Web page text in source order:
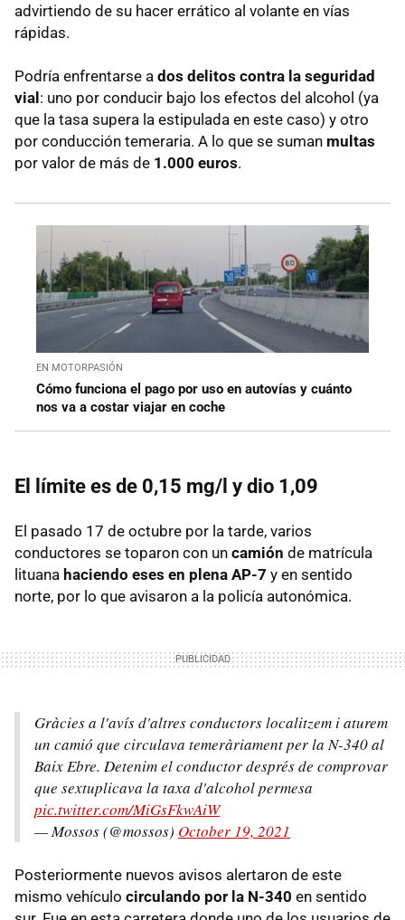
advirtiendo de su hacer errático al volante en vías
rápidas.
Podría enfrentarse a dos delitos contra la seguridad
vial: uno por conducir bajo los efectos del alcohol (ya
que la tasa supera la estipulada en este caso) y otro
por conducción temeraria. A lo que se suman multas
por valor de más de 1.000 euros.
EN MOTORPASIÓN
Cómo funciona el pago por uso en autovías y cuánto
nos va a costar viajar en coche
El límite es de 0,15 mg/l y dio 1,09
El pasado 17 de octubre por la tarde, varios
conductores se toparon con un camión de matrícula
lituana haciendo eses en plena AP-7 y en sentido
norte, por lo que avisaron a la policía autonómica.
Gràcies a l'avís d'altres conductors localitzem i aturem
un camió que circulava temeràriament per la N-340 al
Baix Ebre. Detenim el conductor després de comprovar
que sextuplicava la taxa d'alcohol permesa
pic.twitter.com/MiGsFkwAiW
— Mossos (@mossos) October 19, 2021
Posteriormente nuevos avisos alertaron de este
mismo vehículo circulando por la N-340 en sentido